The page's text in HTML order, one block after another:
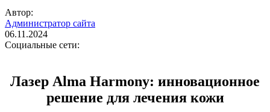
Автор:
Администратор сайта
06.11.2024
Социальные сети:
Лазер Alma Harmony: инновационное
решение для лечения кожи